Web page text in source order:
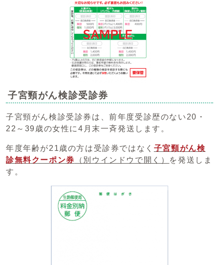
子宮頸がん検診受診券
子宮頸がん検診受診券は、前年度受診歴のない20・
22～39歳の女性に4月末一斉発送します。
年度年齢が21歳の方は受診券ではなく 子宮頸がん検
診無料クーポン券
（別ウインドウで開く） を発送しま
す。